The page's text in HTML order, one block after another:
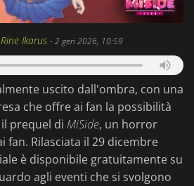
Rine Ikarus -2 gen 2026, 10:59
uscito dall'ombra, con una
che offre ai fan la possibilità
prequel di MiSide, un horror
fan. Rilasciata il 29 dicembre
è disponibile gratuitamente su
agli eventi che si svolgono